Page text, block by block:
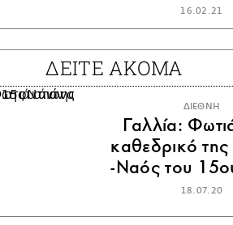
16.02.21
ΔΕΙΤΕ ΑΚΟΜΑ
ΔΙΕΘΝΗ
Γαλλία:
καθεδρικό
-Ναός του
18.07.20